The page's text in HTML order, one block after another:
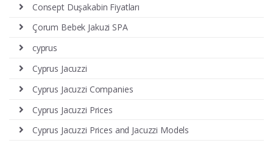
Consept Duşakabin Fiyatları
Çorum Bebek Jakuzi SPA
cyprus
Cyprus Jacuzzi
Cyprus Jacuzzi Companies
Cyprus Jacuzzi Prices
Cyprus Jacuzzi Prices and Jacuzzi Models